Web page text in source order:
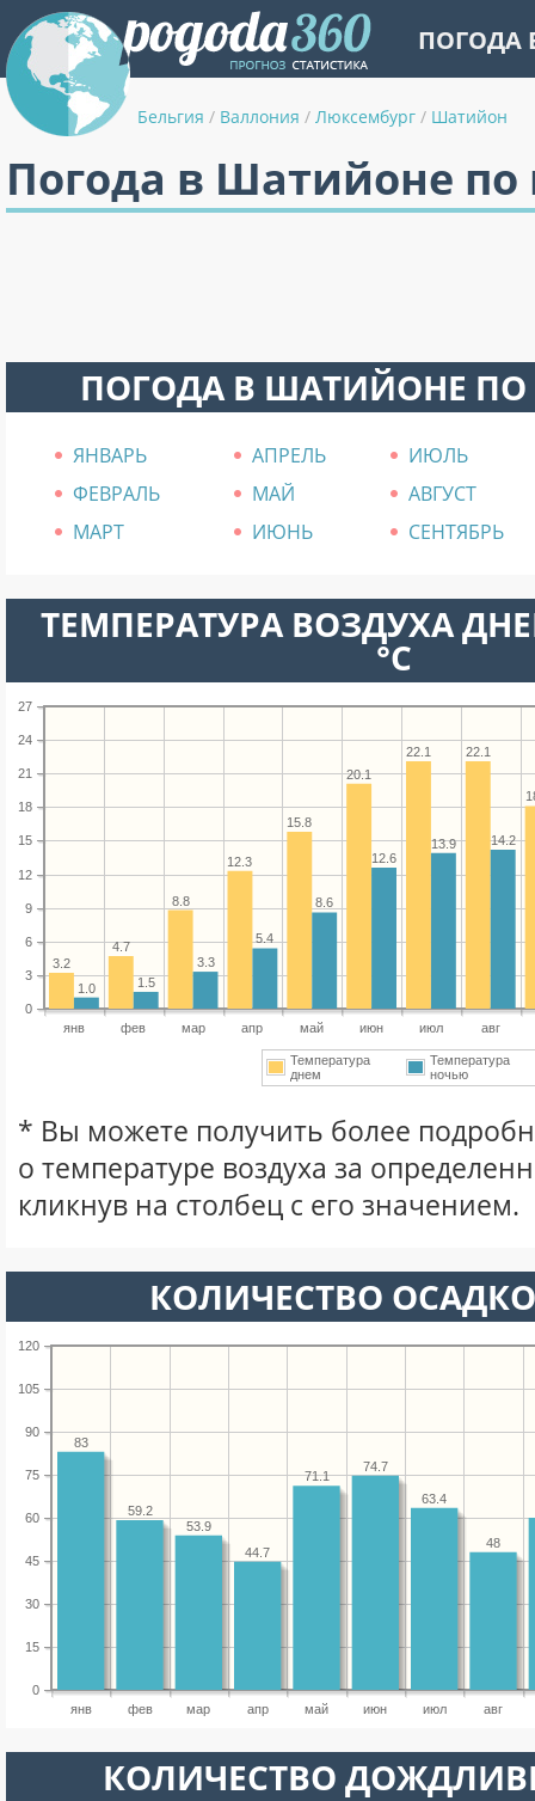
ПОГОДА
Бельгия / Валлония / Люксембург / Шатийон
Погода в Шатийоне
ПОГОДА В ШАТИЙОНЕ
ЯНВАРЬ АПРЕЛЬ
ИЮЛЬ
ФЕВРАЛЬ
МАЙ
АВГУСТ
МАРТ
ИЮНЬ СЕНТЯБРЬ
ТЕМПЕРАТУРА ВОЗДУХА
°C
янв фев мар апр май июн июл авг
0
3
6
9
12
15
18
21
24
27
22.1
22.1
20.1
15.8
12.3
8.8
4.7
3.2
14.2
13.9
12.6
8.6
5.4
3.3
1.5
1.0
Температура
днем
Температура
ночью
* Вы можете получить более
о температуре воздуха за
кликнув на столбец с его значением.
КОЛИЧЕСТВО
янв фев мар апр май июн июл авг
0
15
30
45
60
75
90
105
120
48
63.4
74.7
71.1
44.7
53.9
59.2
83
КОЛИЧЕСТВО